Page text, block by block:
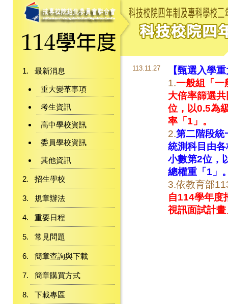
最新消息
重大變革事項
考生資訊
高中學校資訊
委員學校資訊
其他資訊
招生學校
規章辦法
重要日程
常見問題
簡章查詢與下載
簡章購買方式
下載專區
113.11.27
【甄選入學
1.一般組「一
大倍率篩選
位，以0.5為
率「1」。
2.第二階段統
統測科目由
小數第2位，
總權重「1」
3.依教育部
自114學年度
視訊面試計